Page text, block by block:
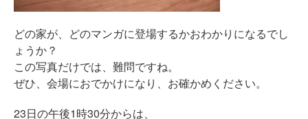
どの家が、どのマンガに登場するかおわかりになるでし
ょうか？
この写真だけでは、難問ですね。
ぜひ、会場におでかけになり、お確かめください。
23日の午後1時30分からは、